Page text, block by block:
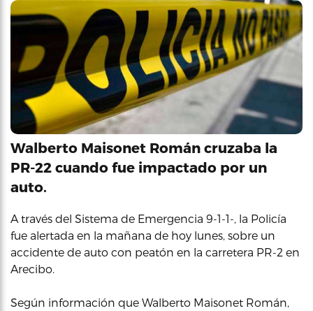
Walberto Maisonet Román cruzaba la
PR-22 cuando fue impactado por un
auto.
A través del Sistema de Emergencia 9-1-1-, la Policía
fue alertada en la mañana de hoy lunes, sobre un
accidente de auto con peatón en la carretera PR-2 en
Arecibo.
Según información que Walberto Maisonet Román,